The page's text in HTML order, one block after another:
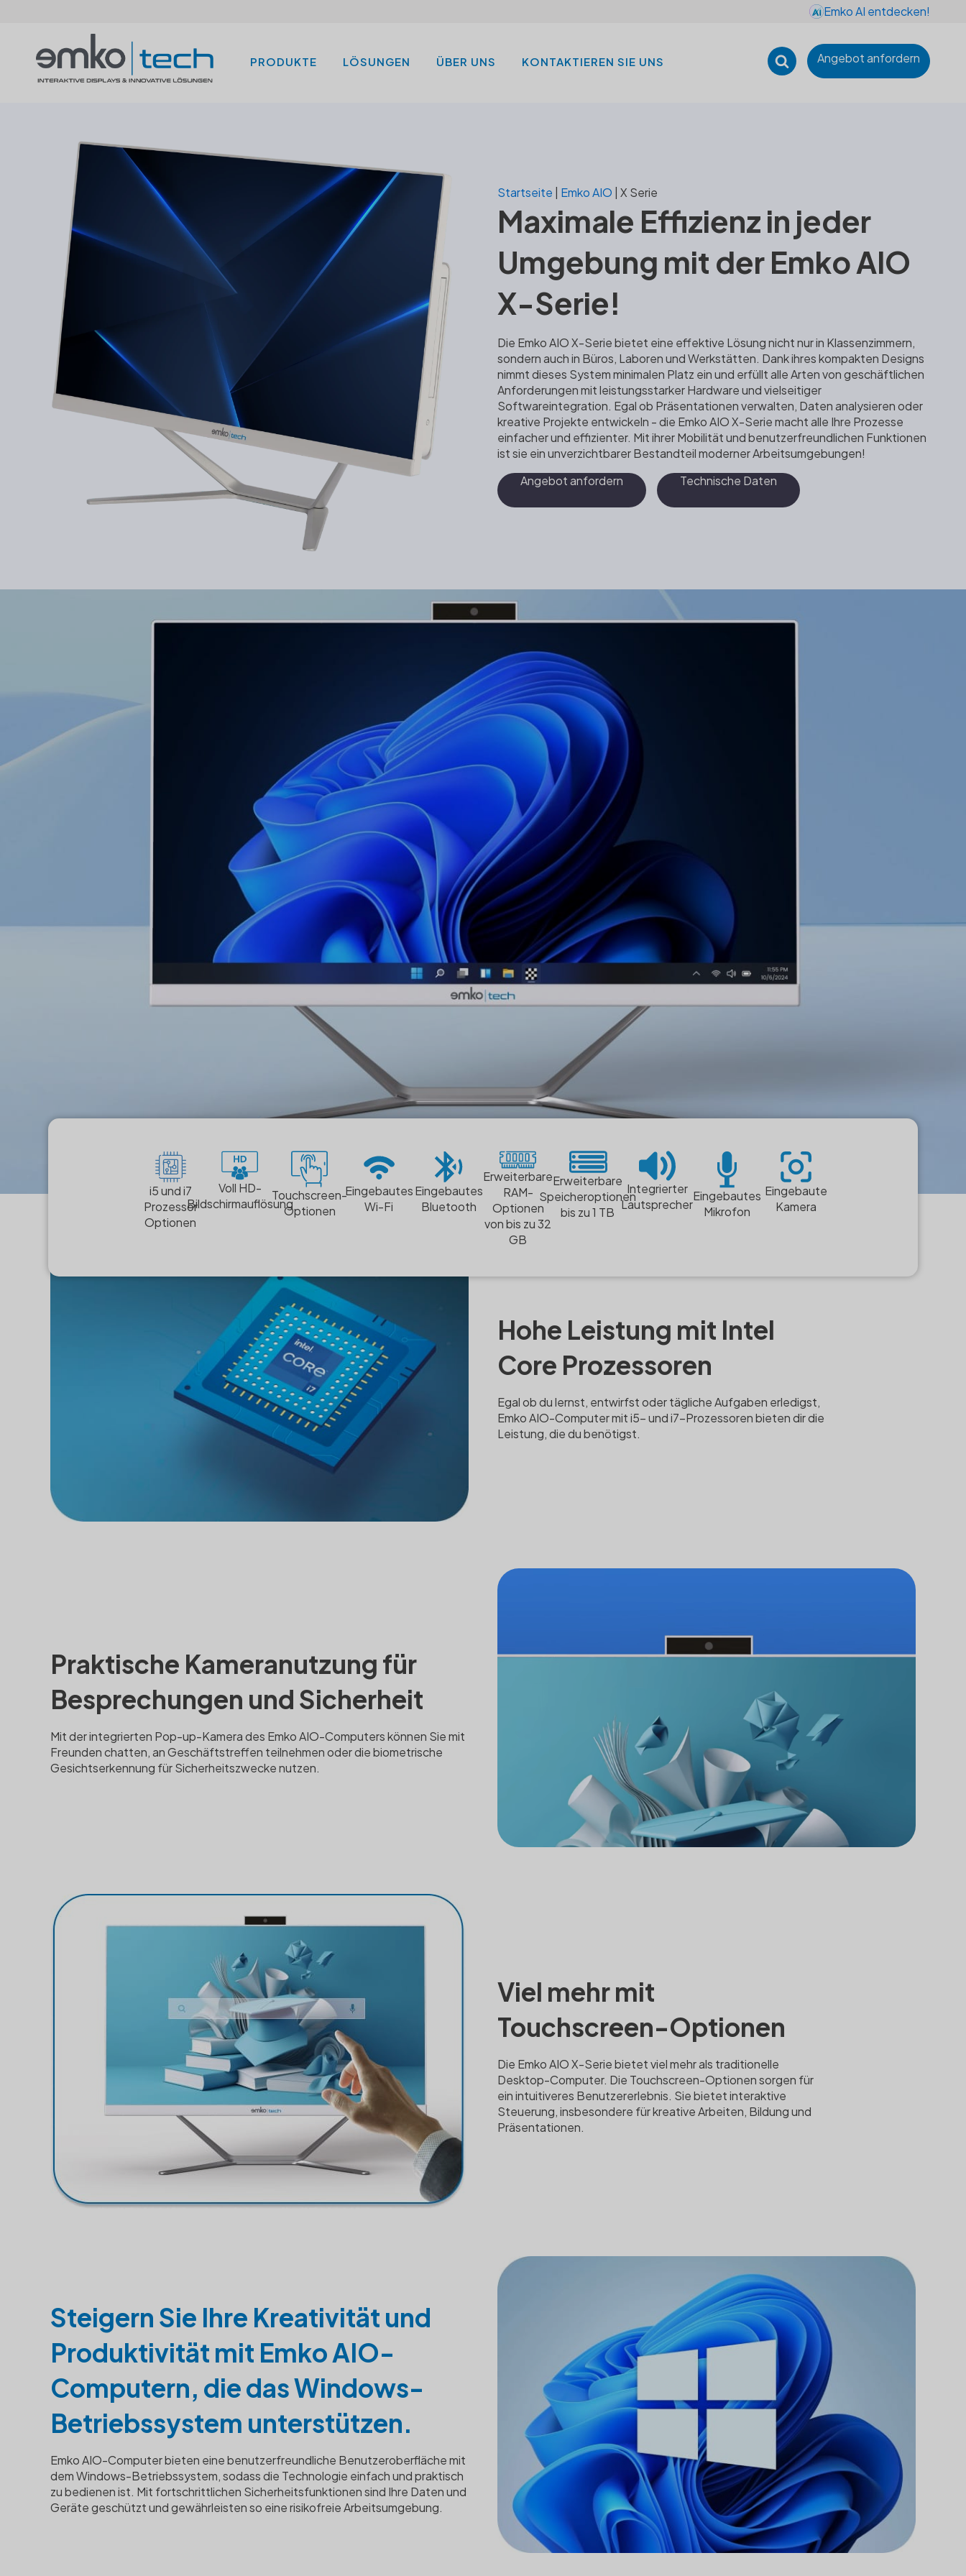
Emko AI entdecken!
PRODUKTE LÖSUNGEN ÜBER UNS KONTAKTIEREN SIE UNS Angebot anfordern
Startseite Emko AIO X Serie
Maximale Effizienz in jeder
Umgebung mit der Emko AIO
X-Serie!
Die Emko AIO X-Serie bietet eine effektive Lösung nicht nur in Klassenzimmern,
sondern auch in Büros, Laboren und Werkstätten. Dank ihres kompakten Designs
nimmt dieses System minimalen Platz ein und erfüllt alle Arten von geschäftlichen
Anforderungen mit leistungsstarker Hardware und vielseitiger
Softwareintegration. Egal ob Präsentationen verwalten, Daten analysieren oder
kreative Projekte entwickeln - die Emko AIO X-Serie macht alle Ihre Prozesse
einfacher und effizienter. Mit ihrer Mobilität und benutzerfreundlichen Funktionen
ist sie ein unverzichtbarer Bestandteil moderner Arbeitsumgebungen!
Angebot anfordern
Technische Daten
i5 und i7
Prozessor
Optionen
Voll HD-
Bildschirmauflösung
Touchscreen-
Optionen
Eingebautes
Wi-Fi
Eingebautes
Bluetooth
Erweiterbare
RAM-
Optionen
von bis zu 32
GB
Erweiterbare
Speicheroptionen
bis zu 1 TB
Integrierter
Lautsprecher
Eingebautes
Mikrofon
Eingebaute
Kamera
Hohe Leistung mit Intel
Core Prozessoren
Egal ob du lernst, entwirfst oder tägliche Aufgaben erledigst,
Emko AIO-Computer mit i5- und i7-Prozessoren bieten dir die
Leistung, die du benötigst.
Praktische Kameranutzung für
Besprechungen und Sicherheit
Mit der integrierten Pop-up-Kamera des Emko AIO-Computers können Sie mit
Freunden chatten, an Geschäftstreffen teilnehmen oder die biometrische
Gesichtserkennung für Sicherheitszwecke nutzen.
Viel mehr mit
Touchscreen-Optionen
Die Emko AIO X-Serie bietet viel mehr als traditionelle
Desktop-Computer. Die Touchscreen-Optionen sorgen für
ein intuitiveres Benutzererlebnis. Sie bietet interaktive
Steuerung, insbesondere für kreative Arbeiten, Bildung und
Präsentationen.
Steigern Sie Ihre Kreativität und
Produktivität mit Emko AIO-
Computern, die das Windows-
Betriebssystem unterstützen.
Emko AIO-Computer bieten eine benutzerfreundliche Benutzeroberfläche mit
dem Windows-Betriebssystem, sodass die Technologie einfach und praktisch
zu bedienen ist. Mit fortschrittlichen Sicherheitsfunktionen sind Ihre Daten und
Geräte geschützt und gewährleisten so eine risikofreie Arbeitsumgebung.